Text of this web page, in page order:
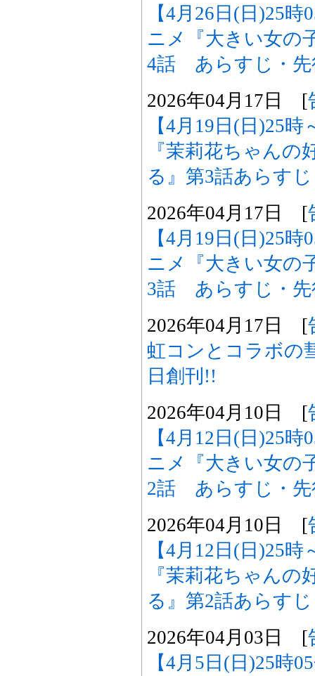
【4月26日(日)25
ニメ『大きい女の
4話 あらすじ・先
2026年04月17日 [
【4月19日(日)25
『茉莉花ちゃん
る』第3話あらす
2026年04月17日 [
【4月19日(日)25
ニメ『大きい女の
3話 あらすじ・先
2026年04月17日 [
虹コンとコラボの
日創刊!!
2026年04月10日 [
【4月12日(日)25
ニメ『大きい女の
2話 あらすじ・先
2026年04月10日 [
【4月12日(日)25
『茉莉花ちゃん
る』第2話あらす
2026年04月03日 [
【4月5日(日)25時